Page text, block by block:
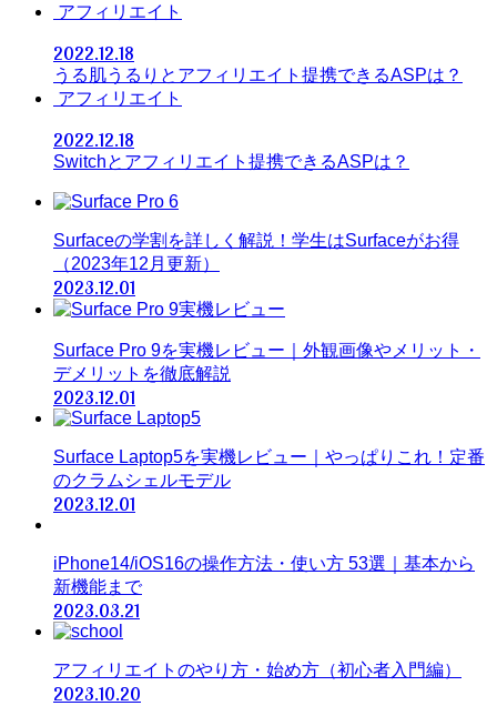
アフィリエイト
2022.12.18
うる肌うるりとアフィリエイト提携できるASPは？
アフィリエイト
2022.12.18
Switchとアフィリエイト提携できるASPは？
Surfaceの学割を詳しく解説！学生はSurfaceがお得
（2023年12月更新）
2023.12.01
Surface Pro 9を実機レビュー｜外観画像やメリット・
デメリットを徹底解説
2023.12.01
Surface Laptop5を実機レビュー｜やっぱりこれ！定番
のクラムシェルモデル
2023.12.01
iPhone14/iOS16の操作方法・使い方 53選｜基本から
新機能まで
2023.03.21
アフィリエイトのやり方・始め方（初心者入門編）
2023.10.20